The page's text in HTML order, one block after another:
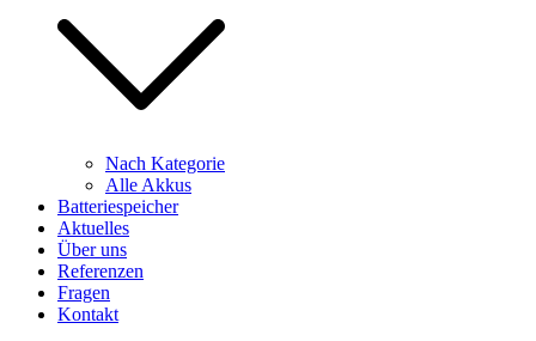
Nach Kategorie
Alle Akkus
Batteriespeicher
Aktuelles
Über uns
Referenzen
Fragen
Kontakt